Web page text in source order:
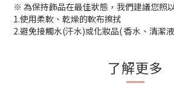
※ 為保持飾品在最佳狀態，我們建議您照
1.使用柔軟、乾燥的軟布擦拭
2.避免接觸水(汗水)或化妝品( 香水、清潔
了解更多